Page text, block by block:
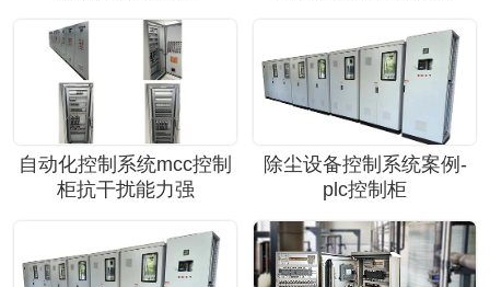
自动化控制系统mcc控制
柜抗干扰能力强
除尘设备控制系统案例-
plc控制柜